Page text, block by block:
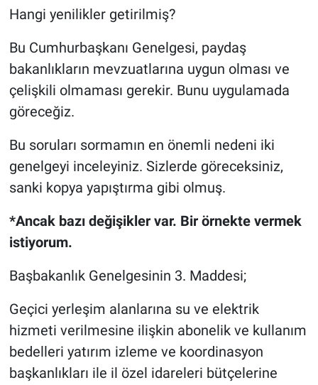
Hangi yenilikler getirilmiş?
Bu Cumhurbaşkanı Genelgesi, paydaş
bakanlıkların mevzuatlarına uygun olması ve
çelişkili olmaması gerekir. Bunu uygulamada
göreceğiz.
Bu soruları sormamın en önemli nedeni iki
genelgeyi inceleyiniz. Sizlerde göreceksiniz,
sanki kopya yapıştırma gibi olmuş.
*Ancak bazı değişikler var. Bir örnekte vermek
istiyorum.
Başbakanlık Genelgesinin 3. Maddesi;
Geçici yerleşim alanlarına su ve elektrik
hizmeti verilmesine ilişkin abonelik ve kullanım
bedelleri yatırım izleme ve koordinasyon
başkanlıkları ile il özel idareleri bütçelerine